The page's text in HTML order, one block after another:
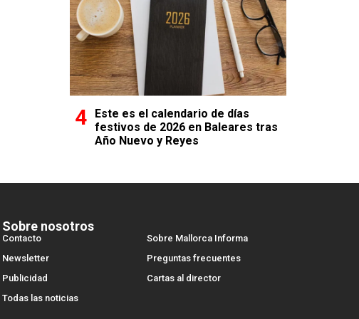
Este es el calendario de días
festivos de 2026 en Baleares tras
Año Nuevo y Reyes
Sobre nosotros
Contacto
Sobre Mallorca Informa
Newsletter
Preguntas frecuentes
Publicidad
Cartas al director
Todas las noticias